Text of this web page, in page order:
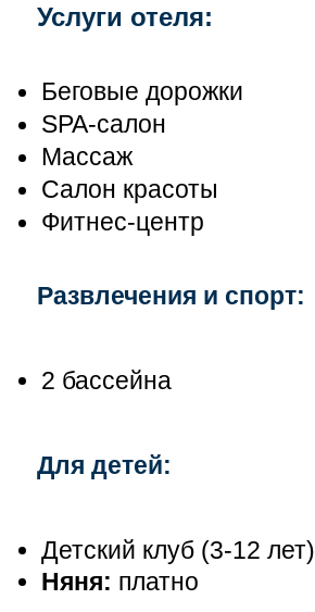
Услуги отеля:
Беговые дорожки
SPA-салон
Массаж
Салон красоты
Фитнес-центр
Развлечения и спорт:
2 бассейна
Для детей:
Детский клуб (3-12 лет)
Няня: платно